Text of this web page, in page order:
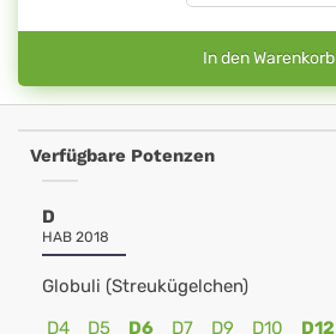
In den Warenkorb
Verfügbare Potenzen
D
HAB 2018
Globuli (Streukügelchen)
D4
D5 D6 D7 D9 D10 D12